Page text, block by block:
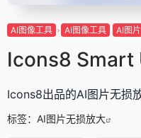
AI图像工具 AI图像工具 AI图
Icons8 Smart
Icons8出品的AI图片无损
标签： AI图片无损放大